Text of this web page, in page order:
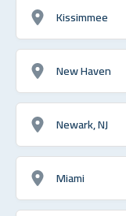
Kissimmee
New Haven
Newark, NJ
Miami